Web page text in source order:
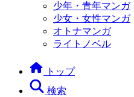
少年・青年マンガ
少女・女性マンガ
オトナマンガ
ライトノベル
トップ
検索